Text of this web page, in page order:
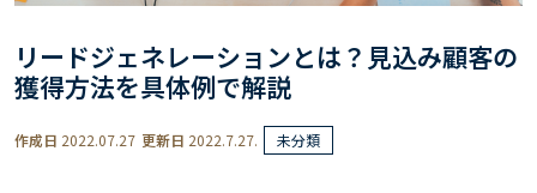
リードジェネレーションとは？見込み顧客の
獲得方法を具体例で解説
作成日 2022.07.27 更新日 2022.7.27. 未分類